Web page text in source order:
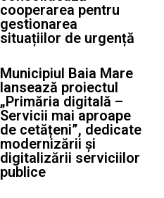
cooperarea pentru
gestionarea
situațiilor de urgență
Municipiul Baia Mare
lansează proiectul
„Primăria digitală –
Servicii mai aproape
de cetățeni”, dedicate
modernizării și
digitalizării serviciilor
publice